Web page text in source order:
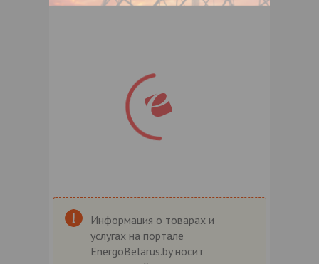
Информация о товарах и
услугах на портале
EnergoBelarus.by носит